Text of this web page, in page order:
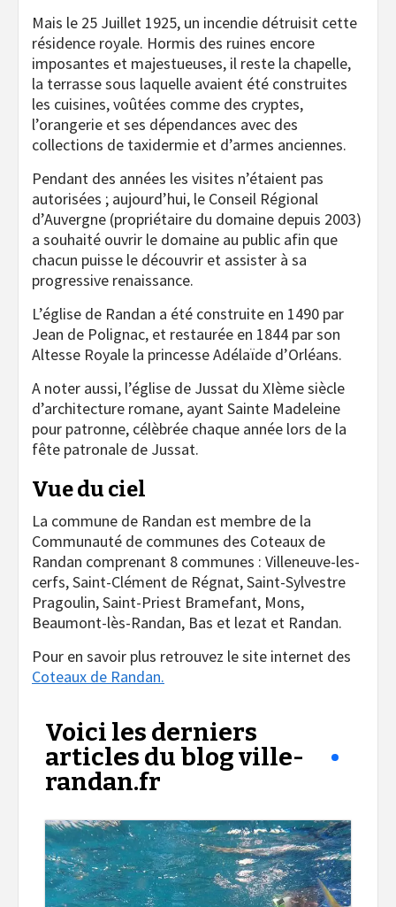
Mais le 25 Juillet 1925, un incendie détruisit cette
résidence royale. Hormis des ruines encore
imposantes et majestueuses, il reste la chapelle,
la terrasse sous laquelle avaient été construites
les cuisines, voûtées comme des cryptes,
l’orangerie et ses dépendances avec des
collections de taxidermie et d’armes anciennes.
Pendant des années les visites n’étaient pas
autorisées ; aujourd’hui, le Conseil Régional
d’Auvergne (propriétaire du domaine depuis 2003)
a souhaité ouvrir le domaine au public afin que
chacun puisse le découvrir et assister à sa
progressive renaissance.
L’église de Randan a été construite en 1490 par
Jean de Polignac, et restaurée en 1844 par son
Altesse Royale la princesse Adélaïde d’Orléans.
A noter aussi, l’église de Jussat du XIème siècle
d’architecture romane, ayant Sainte Madeleine
pour patronne, célèbrée chaque année lors de la
fête patronale de Jussat.
Vue du ciel
La commune de Randan est membre de la
Communauté de communes des Coteaux de
Randan comprenant 8 communes : Villeneuve-les-
cerfs, Saint-Clément de Régnat, Saint-Sylvestre
Pragoulin, Saint-Priest Bramefant, Mons,
Beaumont-lès-Randan, Bas et lezat et Randan.
Pour en savoir plus retrouvez le site internet des
Coteaux de Randan.
Voici les derniers
articles du blog ville-
randan.fr